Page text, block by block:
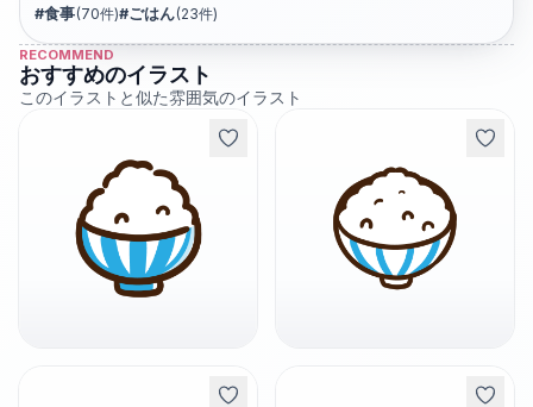
#食事(70件)#ごはん(23件)
RECOMMEND
おすすめのイラスト
このイラストと似た雰囲気のイラスト